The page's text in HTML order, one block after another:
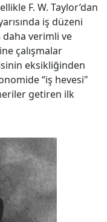
F. W. Taylor’dan
iş düzeni
daha verimli ve
çalışmalar
eksikliğinden
“iş hevesi"
getiren ilk